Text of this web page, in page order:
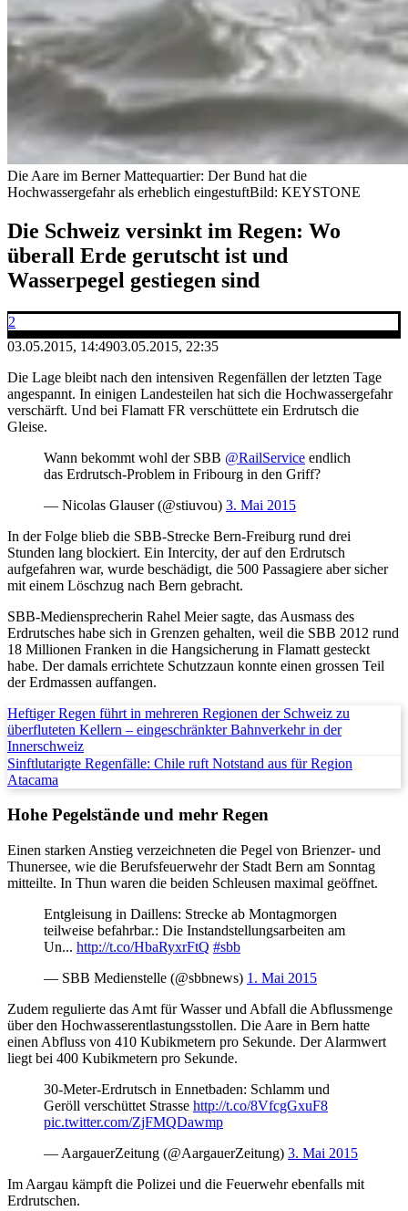
Die Aare im Berner Mattequartier: Der Bund hat die
Hochwassergefahr als erheblich eingestuftBild: KEYSTONE
Die Schweiz versinkt im Regen: Wo
überall Erde gerutscht ist und
Wasserpegel gestiegen sind
2
03.05.2015, 14:4903.05.2015, 22:35
Die Lage bleibt nach den intensiven Regenfällen der letzten Tage
angespannt. In einigen Landesteilen hat sich die Hochwassergefahr
verschärft. Und bei Flamatt FR verschüttete ein Erdrutsch die
Gleise.
Wann bekommt wohl der SBB @RailService endlich
das Erdrutsch-Problem in Fribourg in den Griff?
— Nicolas Glauser (@stiuvou) 3. Mai 2015
In der Folge blieb die SBB-Strecke Bern-Freiburg rund drei
Stunden lang blockiert. Ein Intercity, der auf den Erdrutsch
aufgefahren war, wurde beschädigt, die 500 Passagiere aber sicher
mit einem Löschzug nach Bern gebracht.
SBB-Mediensprecherin Rahel Meier sagte, das Ausmass des
Erdrutsches habe sich in Grenzen gehalten, weil die SBB 2012 rund
18 Millionen Franken in die Hangsicherung in Flamatt gesteckt
habe. Der damals errichtete Schutzzaun konnte einen grossen Teil
der Erdmassen auffangen.
Heftiger Regen führt in mehreren Regionen der Schweiz zu
überfluteten Kellern – eingeschränkter Bahnverkehr in der
Innerschweiz
Sinftlutarigte Regenfälle: Chile ruft Notstand aus für Region
Atacama
Hohe Pegelstände und mehr Regen
Einen starken Anstieg verzeichneten die Pegel von Brienzer- und
Thunersee, wie die Berufsfeuerwehr der Stadt Bern am Sonntag
mitteilte. In Thun waren die beiden Schleusen maximal geöffnet.
Entgleisung in Daillens: Strecke ab Montagmorgen
teilweise befahrbar.: Die Instandstellungsarbeiten am
Un... http://t.co/HbaRyxrFtQ #sbb
— SBB Medienstelle (@sbbnews) 1. Mai 2015
Zudem regulierte das Amt für Wasser und Abfall die Abflussmenge
über den Hochwasserentlastungsstollen. Die Aare in Bern hatte
einen Abfluss von 410 Kubikmetern pro Sekunde. Der Alarmwert
liegt bei 400 Kubikmetern pro Sekunde.
30-Meter-Erdrutsch in Ennetbaden: Schlamm und
Geröll verschüttet Strasse http://t.co/8VfcgGxuF8
pic.twitter.com/ZjFMQDawmp
— AargauerZeitung (@AargauerZeitung) 3. Mai 2015
Im Aargau kämpft die Polizei und die Feuerwehr ebenfalls mit
Erdrutschen.